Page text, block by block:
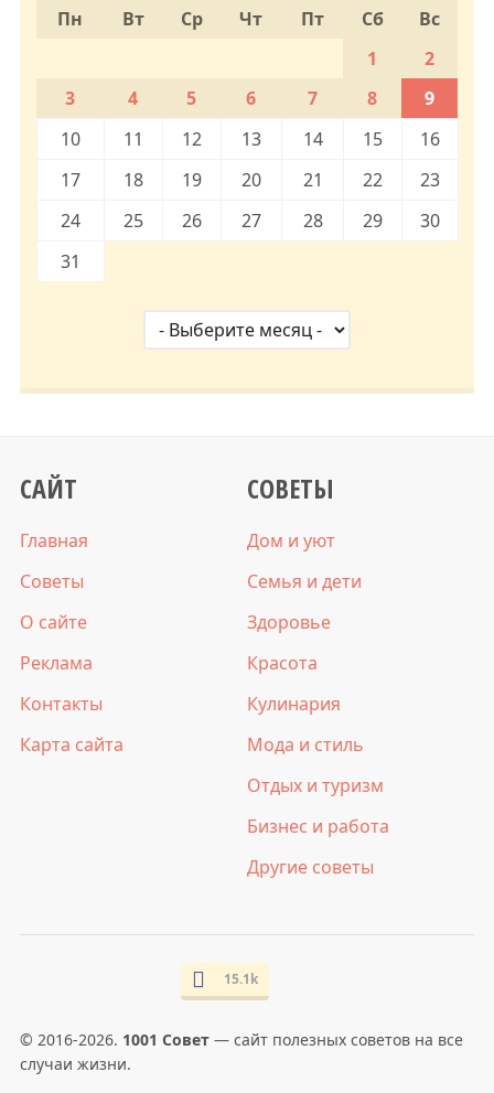
Пн
Вт Ср Чт Пт Сб
Вс
1
2
3
4 5 6 7 8
9
10
11 12 13 14 15
16
17
18 19 20 21 22
23
24
25 26 27 28 29
30
31
САЙТ
Главная
Советы
О сайте
Реклама
Контакты
Карта сайта
СОВЕТЫ
Дом и уют
Семья и дети
Здоровье
Красота
Кулинария
Мода и стиль
Отдых и туризм
Бизнес и работа
Другие советы
15.1k
© 2016-2026. 1001 Совет— сайт полезных советов на все
случаи жизни.